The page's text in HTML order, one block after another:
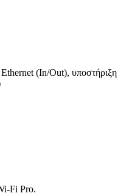
Ethernet (In/Out), υποστήριξη
Fi Pro.